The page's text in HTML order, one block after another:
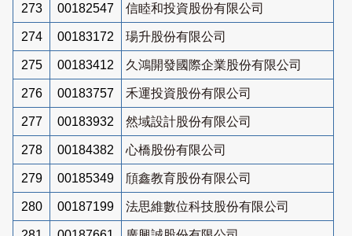
273 00182547 信睦和投資股份有限公司
274 00183172 瑒升股份有限公司
275 00183412 久鴻開發國際企業股份有限公司
276 00183757 禾運投資股份有限公司
277 00183932 然域設計股份有限公司
278 00184382 心橋股份有限公司
279 00185349 頎鑫教育股份有限公司
280 00187199 法思維數位科技股份有限公司